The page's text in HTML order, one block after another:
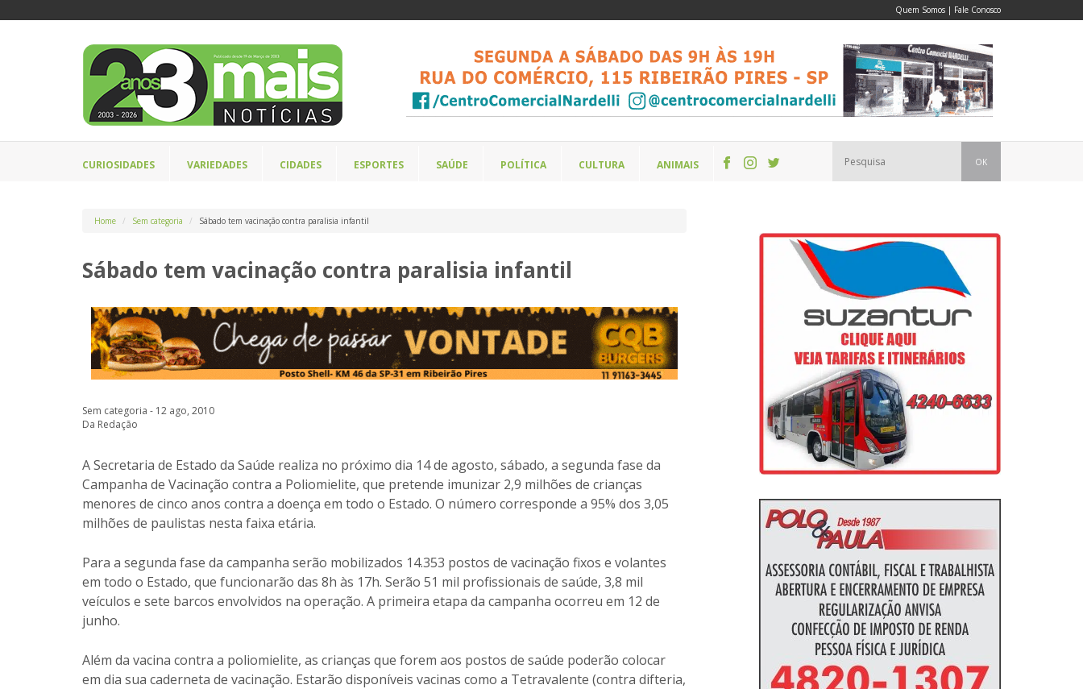
Quem Somos | Fale Conosco
CURIOSIDADES VARIEDADES CIDADES ESPORTES SAÚDE POLÍTICA CULTURA ANIMAIS OK
Home Sem categoria Sábado tem vacinação contra paralisia infantil
Sábado tem vacinação contra paralisia infantil
Sem categoria - 12 ago, 2010
Da Redação
A Secretaria de Estado da Saúde realiza no próximo dia 14 de agosto, sábado, a segunda fase da
Campanha de Vacinação contra a Poliomielite, que pretende imunizar 2,9 milhões de crianças
menores de cinco anos contra a doença em todo o Estado. O número corresponde a 95% dos 3,05
milhões de paulistas nesta faixa etária.
Para a segunda fase da campanha serão mobilizados 14.353 postos de vacinação fixos e volantes
em todo o Estado, que funcionarão das 8h às 17h. Serão 51 mil profissionais de saúde, 3,8 mil
veículos e sete barcos envolvidos na operação. A primeira etapa da campanha ocorreu em 12 de
junho.
Além da vacina contra a poliomielite, as crianças que forem aos postos de saúde poderão colocar
em dia sua caderneta de vacinação. Estarão disponíveis vacinas como a Tetravalente (contra difteria,